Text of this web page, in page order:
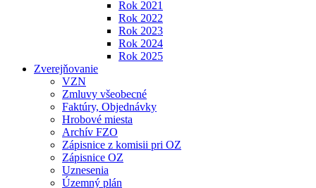
Rok 2021
Rok 2022
Rok 2023
Rok 2024
Rok 2025
Zverejňovanie
VZN
Zmluvy všeobecné
Faktúry, Objednávky
Hrobové miesta
Archív FZO
Zápisnice z komisii pri OZ
Zápisnice OZ
Uznesenia
Územný plán